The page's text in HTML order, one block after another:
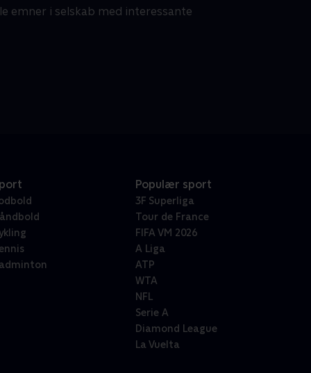
emner i selskab med interessante
Populær sport
3F Superliga
Tour de France
FIFA VM 2026
A Liga
ATP
WTA
NFL
Serie A
Diamond League
La Vuelta